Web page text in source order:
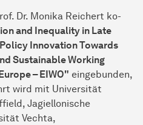
Dr. Monika Reichert ko-
and Inequality in Late
Innovation Towards
Sustainable Working
– EIWO" eingebunden,
wird mit Universität
Jagiellonische
Vechta,